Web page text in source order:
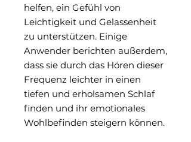
helfen, ein Gefühl von
Leichtigkeit und Gelassenheit
zu unterstützen. Einige
Anwender berichten außerdem,
dass sie durch das Hören dieser
Frequenz leichter in einen
tiefen und erholsamen Schlaf
finden und ihr emotionales
Wohlbefinden steigern können.